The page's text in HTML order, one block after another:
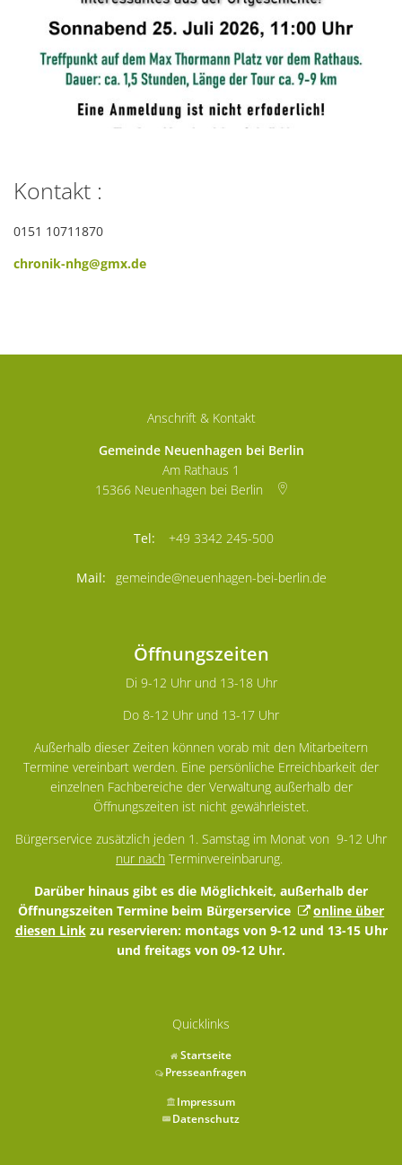
Kontakt :
0151 10711870
chronik-nhg@gmx.de
Anschrift & Kontakt
Gemeinde Neuenhagen bei Berlin
Am Rathaus 1
15366 Neuenhagen bei Berlin
+49 3342 245-500
gemeinde@neuenhagen-bei-berlin.de
Öffnungszeiten
Di 9-12 Uhr und 13-18 Uhr
Do 8-12 Uhr und 13-17 Uhr
Außerhalb dieser Zeiten können vorab mit den Mitarbeitern
Termine vereinbart werden. Eine persönliche Erreichbarkeit der
einzelnen Fachbereiche der Verwaltung außerhalb der
Öffnungszeiten ist nicht gewährleistet.
Bürgerservice zusätzlich jeden 1. Samstag im Monat von 9-12 Uhr
nur nach Terminvereinbarung.
Darüber hinaus gibt es die Möglichkeit, außerhalb der
Öffnungszeiten Termine beim Bürgerservice
online über
diesen Linkzu reservieren: montags von 9-12 und 13-15 Uhr
und freitags von 09-12 Uhr.
Quicklinks
Startseite
Presseanfragen
Impressum
Datenschutz